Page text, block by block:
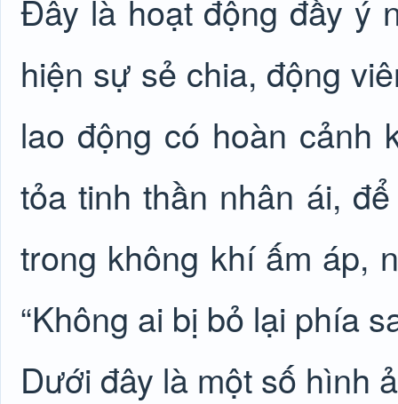
Đây là hoạt động đầy ý
hiện sự sẻ chia, động
lao động có hoàn
tỏa tinh thần nhân ái,
trong không khí ấm áp,
“Không ai bị bỏ lại phía
Dưới đây là một số hình